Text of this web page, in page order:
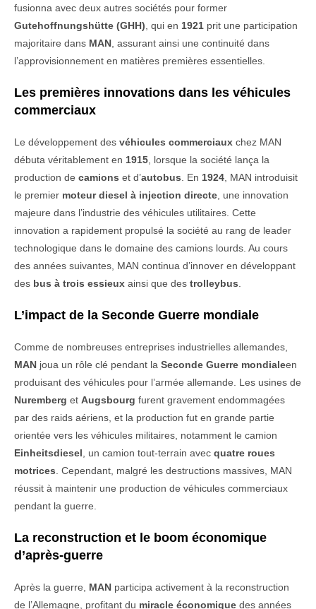
fusionna avec deux autres sociétés pour former
Gutehoffnungshütte (GHH), qui en 1921 prit une participation
majoritaire dans MAN, assurant ainsi une continuité dans
l’approvisionnement en matières premières essentielles.
Les premières innovations dans les véhicules
commerciaux
Le développement des véhicules commerciaux chez MAN
débuta véritablement en 1915, lorsque la société lança la
production de camions et d’autobus. En 1924, MAN introduisit
le premier moteur diesel à injection directe, une innovation
majeure dans l’industrie des véhicules utilitaires. Cette
innovation a rapidement propulsé la société au rang de leader
technologique dans le domaine des camions lourds. Au cours
des années suivantes, MAN continua d’innover en développant
des bus à trois essieux ainsi que des trolleybus.
L’impact de la Seconde Guerre mondiale
Comme de nombreuses entreprises industrielles allemandes,
MAN joua un rôle clé pendant la Seconde Guerre mondialeen
produisant des véhicules pour l’armée allemande. Les usines de
Nuremberg et Augsbourg furent gravement endommagées
par des raids aériens, et la production fut en grande partie
orientée vers les véhicules militaires, notamment le camion
Einheitsdiesel, un camion tout-terrain avec quatre roues
motrices. Cependant, malgré les destructions massives, MAN
réussit à maintenir une production de véhicules commerciaux
pendant la guerre.
La reconstruction et le boom économique
d’après-guerre
Après la guerre, MAN participa activement à la reconstruction
de l’Allemagne, profitant du miracle économique des années